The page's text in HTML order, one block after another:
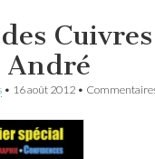
André
• 16 août 2012 •